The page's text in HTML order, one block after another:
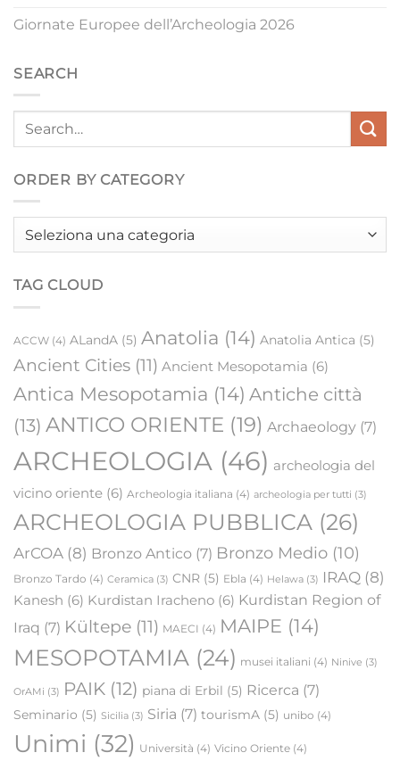
Giornate Europee dell’Archeologia 2026
SEARCH
ORDER BY CATEGORY
Order
TAG CLOUD
ACCW (4) ALandA (5) Anatolia (14) Anatolia Antica (5)
Ancient Cities (11) Ancient Mesopotamia (6)
Antica Mesopotamia (14) Antiche città
(13) ANTICO ORIENTE (19) Archaeology (7)
ARCHEOLOGIA (46) archeologia del
vicino oriente (6) Archeologia italiana (4) archeologia per tutti (3)
ARCHEOLOGIA PUBBLICA (26)
ArCOA (8) Bronzo Antico (7) Bronzo Medio (10)
Bronzo Tardo (4) Ceramica (3) CNR (5) Ebla (4) Helawa (3) IRAQ (8)
Kanesh (6) Kurdistan Iracheno (6) Kurdistan Region of
Iraq (7) Kültepe (11) MAECI (4) MAIPE (14)
MESOPOTAMIA (24) musei italiani (4) Ninive (3)
OrAMi (3) PAIK (12) piana di Erbil (5) Ricerca (7)
Seminario (5) Sicilia (3) Siria (7) tourismA (5) unibo (4)
Unimi (32) Università (4) Vicino Oriente (4)